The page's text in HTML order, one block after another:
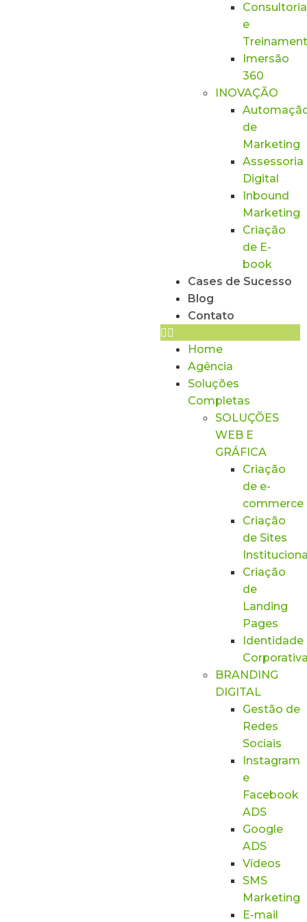
Consultoria
e
Imersão
360
INOVAÇÃO
de
Marketing
Assessoria
Digital
Inbound
Marketing
Criação
de E-
book
Cases de Sucesso
Blog
Contato
Home
Agência
Soluções
Completas
SOLUÇÕES
WEB E
GRÁFICA
Criação
de e-
commerce
Criação
de Sites
Criação
de
Landing
Pages
Identidade
BRANDING
DIGITAL
Gestão de
Redes
Sociais
Instagram
e
Facebook
ADS
Google
ADS
Vídeos
SMS
Marketing
E-mail